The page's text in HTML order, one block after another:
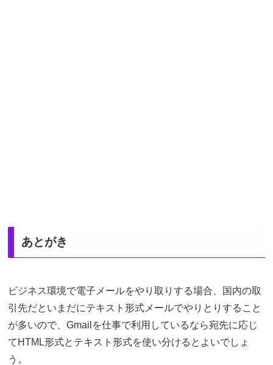
あとがき
ビジネス環境で電子メールをやり取りする場合、国内の取
引先だといまだにテキスト形式メールでやりとりすること
が多いので、Gmailを仕事で利用しているなら宛先に応じ
てHTML形式とテキスト形式を使い分けるとよいでしょ
う。